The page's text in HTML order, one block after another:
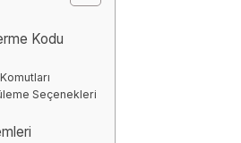
Kodu
Seçenekleri